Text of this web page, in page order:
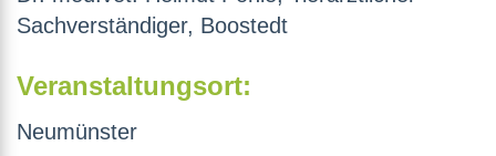
Sachverständiger, Boostedt
Veranstaltungsort:
Neumünster